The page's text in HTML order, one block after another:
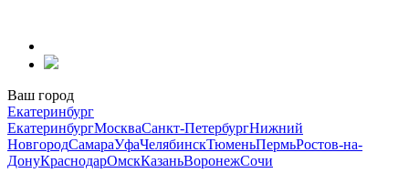
содержанию
Ваш город
Екатеринбург
ЕкатеринбургМоскваСанкт-ПетербургНижний
НовгородСамараУфаЧелябинскТюменьПермьРостов-на-
ДонуКраснодарОмскКазаньВоронежСочи